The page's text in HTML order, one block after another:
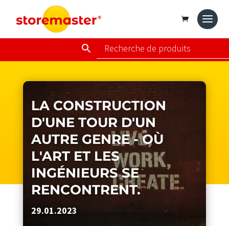
LA CONSTRUCTION
D'UNE TOUR D'UN
AUTRE GENRE - OÙ
L'ART ET LES
INGÉNIEURS SE
RENCONTRENT.
29.01.2023